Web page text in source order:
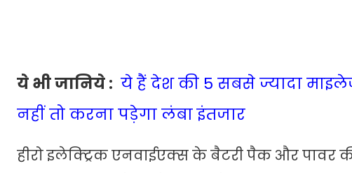
ये भी जानिये : ये हैं देश की 5 सबसे ज्यादा
नहीं तो करना पड़ेगा लंबा इंतजार
हीरो इलेक्ट्रिक एनवाईएक्स के बैटरी पैक और पावर